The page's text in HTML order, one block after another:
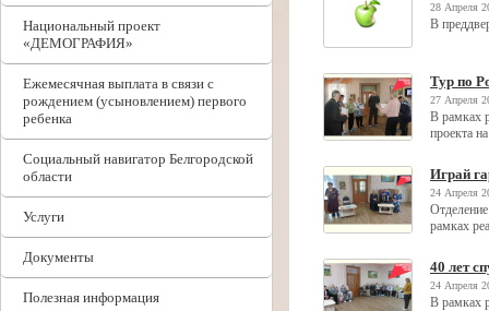
Национальный проект
«ДЕМОГРАФИЯ»
Ежемесячная выплата в связи с
рождением (усыновлением) первого
ребенка
Социальный навигатор Белгородской
области
Услуги
Документы
Полезная информация
28 Апреля
В
Тур по
27 Апреля
В рамках
проекта
Играй
24 Апреля
рамках
40 лет
24 Апреля
В рамках